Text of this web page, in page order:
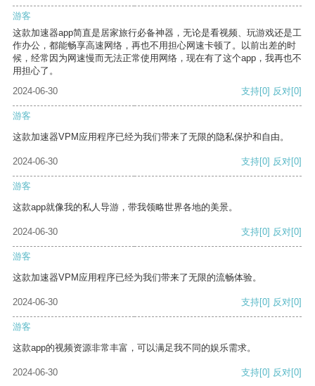
游客
这款加速器app简直是居家旅行必备神器，无论是看视频、玩游戏还是工
作办公，都能畅享高速网络，再也不用担心网速卡顿了。以前出差的时
候，经常因为网速慢而无法正常使用网络，现在有了这个app，我再也不
用担心了。
2024-06-30
支持[0] 反对[0]
游客
这款加速器VPM应用程序已经为我们带来了无限的隐私保护和自由。
2024-06-30 支持[0] 反对[0]
游客
这款app就像我的私人导游，带我领略世界各地的美景。
2024-06-30 支持[0] 反对[0]
游客
这款加速器VPM应用程序已经为我们带来了无限的流畅体验。
2024-06-30 支持[0] 反对[0]
游客
这款app的视频资源非常丰富，可以满足我不同的娱乐需求。
2024-06-30 支持[0] 反对[0]